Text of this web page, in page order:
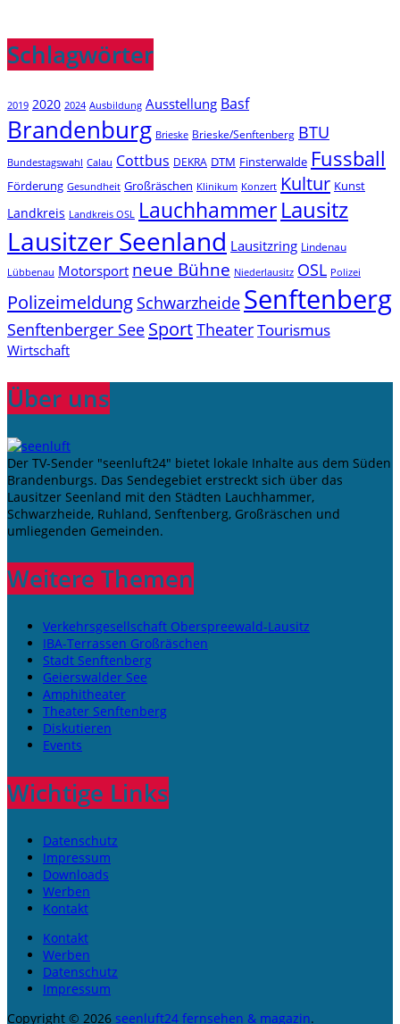
Schlagwörter
2019 2020 2024 Ausbildung Ausstellung Basf
Brandenburg Brieske Brieske/Senftenberg BTU
Bundestagswahl Calau Cottbus DEKRA DTM Finsterwalde Fussball
Förderung Gesundheit Großräschen Klinikum Konzert Kultur Kunst
Landkreis Landkreis OSL LauchhammerLausitz
Lausitzer Seenland Lausitzring Lindenau
Lübbenau Motorsport neue Bühne Niederlausitz OSL Polizei
Polizeimeldung Schwarzheide Senftenberg
Senftenberger See SportTheaterTourismus
Wirtschaft
Über uns
Der TV-Sender "seenluft24" bietet lokale Inhalte aus dem Süden
Brandenburgs. Das Sendegebiet erstreckt sich über das
Lausitzer Seenland mit den Städten Lauchhammer,
Schwarzheide, Ruhland, Senftenberg, Großräschen und
umliegenden Gemeinden.
Weitere Themen
Verkehrsgesellschaft Oberspreewald-Lausitz
IBA-Terrassen Großräschen
Stadt Senftenberg
Geierswalder See
Amphitheater
Theater Senftenberg
Diskutieren
Events
Wichtige Links
Datenschutz
Impressum
Downloads
Werben
Kontakt
Kontakt
Werben
Datenschutz
Impressum
Copyright © 2026 seenluft24 fernsehen & magazin.